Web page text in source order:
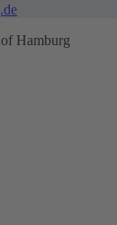
Hamburg